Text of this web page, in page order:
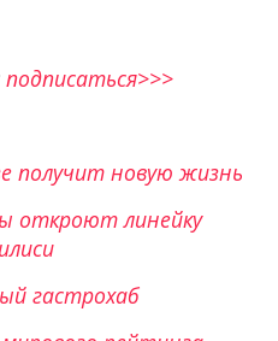
подписаться>>>
получит новую жизнь
откроют линейку
гастрохаб